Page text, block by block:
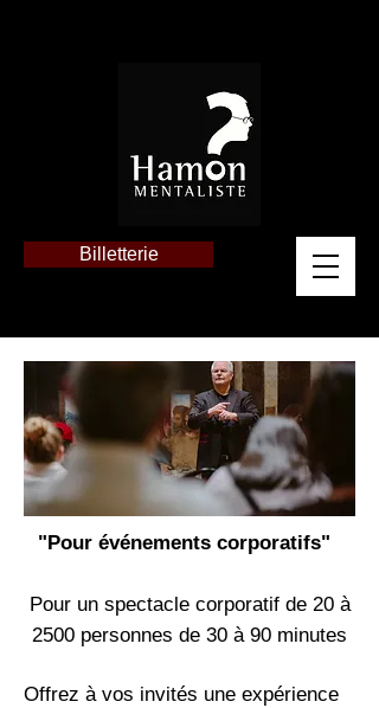
Billetterie
"Pour événements corporatifs"
Pour un spectacle corporatif de 20 à
2500 personnes de 30 à 90 minutes​
Offrez à vos invités une expérience